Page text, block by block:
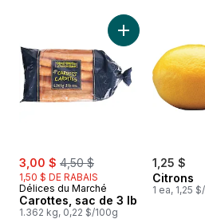
sauter Meilleures ventes
sale:
3,00 $ , formerly:
4,50 $
1,50 $ DE RABAIS
Délices du Marché
Carottes, sac de 3 lb
1.362 kg, 0,22 $/100g
Ajouter
1,25 $
Citrons
1 ea, 1,25